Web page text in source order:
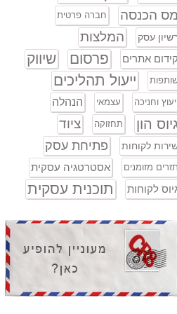
מס הכנסה חברה פרטית
עסק המלצות
קידום אתרים פרסום שיווק
ייעול תהליכים
וחניכה עצמאי הנהלה
הון תחזוקה ציוד
לקוחות פתיחת עסק
תזרים מזומנים
אסטרטגיה עסקית
לקוחות
תוכנית עסקית